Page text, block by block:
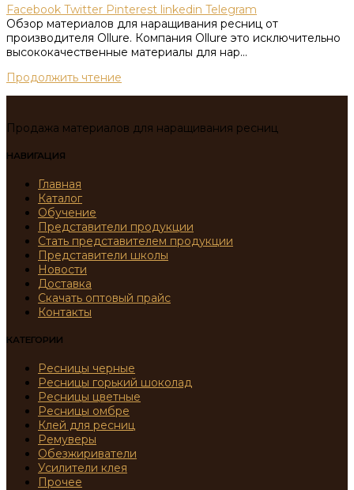
Facebook Twitter Pinterest linkedin Telegram
Обзор материалов для наращивания ресниц от
производителя Ollure. Компания Ollure это исключительно
высококачественные материалы для нар...
Продолжить чтение
Продажа материалов для наращивания ресниц
НАВИГАЦИЯ
Главная
Каталог
Обучение
Представители продукции
Стать представителем продукции
Представители школы
Новости
Доставка
Скачать оптовый прайс
Контакты
КАТЕГОРИИ
Ресницы черные
Ресницы горький шоколад
Ресницы цветные
Ресницы омбре
Клей для ресниц
Ремуверы
Обезжириватели
Усилители клея
Прочее